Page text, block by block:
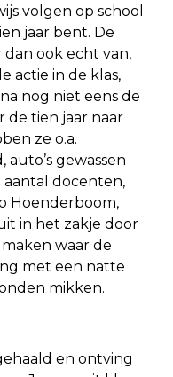
volgen op school
jaar bent. De
dan ook echt van,
actie in de klas,
nog niet eens de
de tien jaar naar
ze o.a.
gewassen
aantal docenten,
Hoenderboom,
in het zakje door
maken waar de
met een natte
mikken.
en ontving